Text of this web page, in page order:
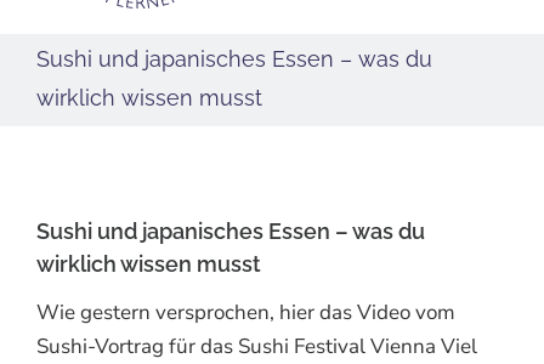
Sushi und japanisches Essen – was du
wirklich wissen musst
Sushi und japanisches Essen – was du
wirklich wissen musst
Wie gestern versprochen, hier das Video vom
Sushi-Vortrag für das Sushi Festival Vienna Viel